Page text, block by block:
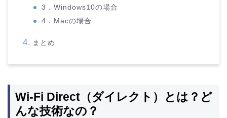
3．Windows10の場合
4．Macの場合
まとめ
Wi-Fi Direct（ダイレクト）とは？ど
んな技術なの？